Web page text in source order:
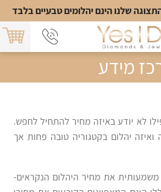
שלנו הינם יהלומים טבעיים בלבד
מידע
לא יודע באיזה מחיר להתחיל לחפש.
ואיזה יהלום בקטגוריה טובה פחות אך
משמעותית את מחיר היהלום הנקראים-